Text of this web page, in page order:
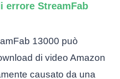
errore StreamFab
13000 può
di video Amazon
causato da una